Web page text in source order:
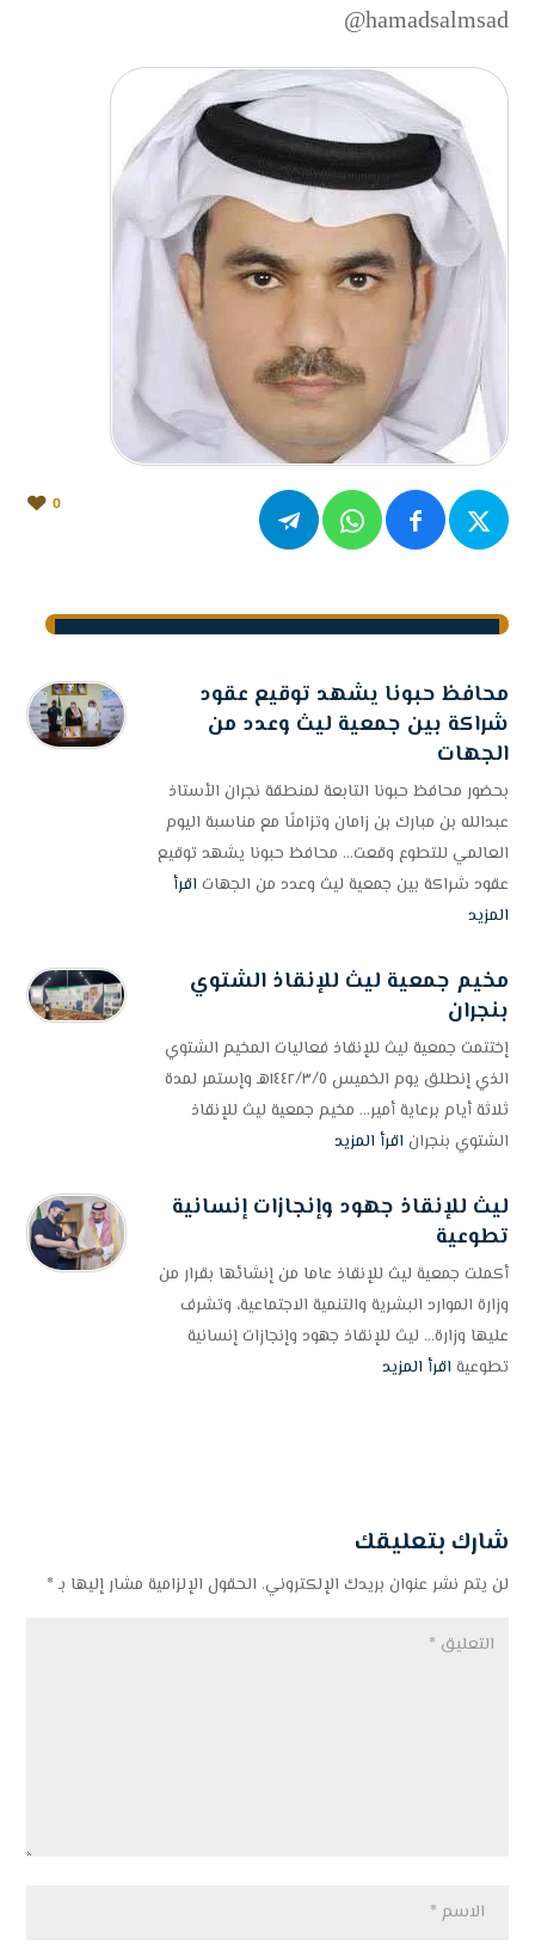
hamadsalmsad@
0
محافظ حبونا يشهد توقيع عقود
شراكة بين جمعية ليث وعدد من
الجهات
بحضور محافظ حبونا التابعة لمنطقة نجران الأستاذ
عبدالله بن مبارك بن زامان وتزامنًا مع مناسبة اليوم
العالمي للتطوع وقعت... محافظ حبونا يشهد توقيع
عقود شراكة بين جمعية ليث وعدد من الجهات اقرأ
المزيد
مخيم جمعية ليث للإنقاذ الشتوي
بنجران
إختتمت جمعية ليث للإنقاذ فعاليات المخيم الشتوي
الذي إنطلق يوم الخميس ١٤٤٢/٣/٥هـ وإستمر لمدة
ثلاثة أيام برعاية أمير... مخيم جمعية ليث للإنقاذ
الشتوي بنجران اقرأ المزيد
ليث للإنقاذ جهود وإنجازات إنسانية
تطوعية
أكملت جمعية ليث للإنقاذ عاما من إنشائها بقرار من
وزارة الموارد البشرية والتنمية الاجتماعية، وتشرف
عليها وزارة... ليث للإنقاذ جهود وإنجازات إنسانية
تطوعية اقرأ المزيد
شارك بتعليقك
لن يتم نشر عنوان بريدك الإلكتروني. الحقول الإلزامية مشار إليها بـ*